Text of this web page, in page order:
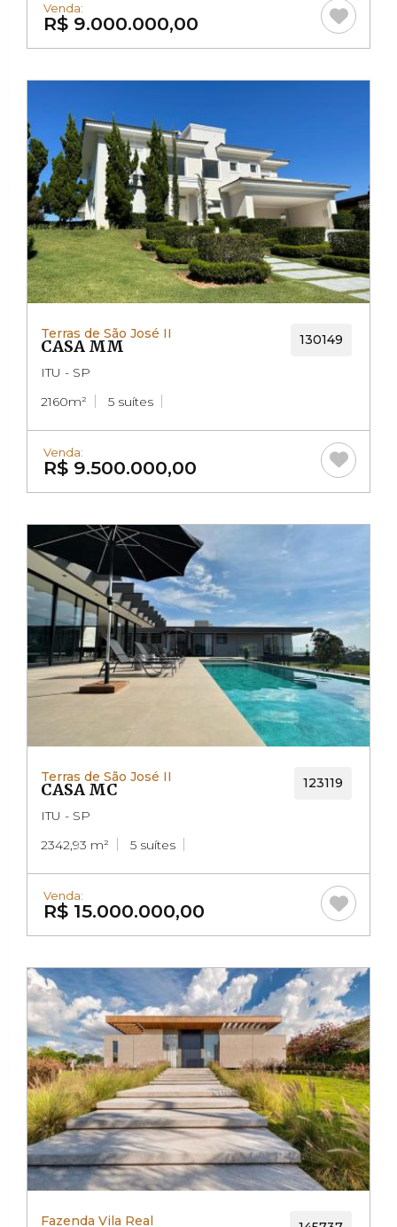
Venda:
R$ 9.000.000,00
Terras de São José II
CASA MM
ITU - SP
130149
2160m² 5 suítes
Venda:
R$ 9.500.000,00
Terras de São José II
CASA MC
ITU - SP
123119
2342,93 m² 5 suítes
Venda:
R$ 15.000.000,00
Fazenda Vila Real